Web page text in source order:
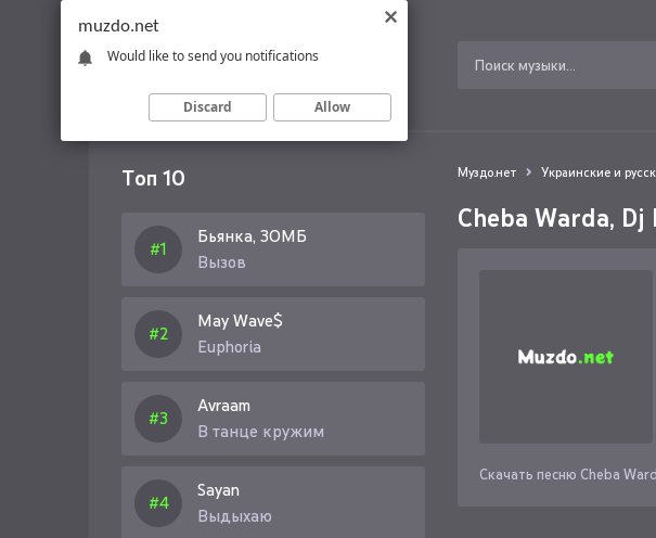
Топ 10
Бьянка, ЗОМБ
Вызов
May Wave$
Euphoria
Avraam
В танце кружим
Sayan
Выдыхаю
Муздо.нет Украинские и
Cheba Warda,
Скачать песню Cheba
muzdo.net
Would like to send you notifications
Discard Allow